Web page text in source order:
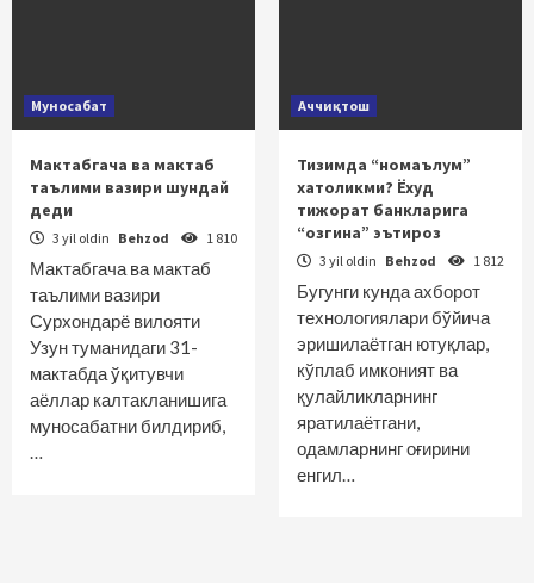
Муносабат
Мактабгача ва мактаб
таълими вазири шундай
деди
3 yil oldin Behzod 1 810
Мактабгача ва мактаб
таълими вазири
Сурхондарё вилояти
Узун туманидаги 31-
мактабда ўқитувчи
аёллар калтакланишига
муносабатни билдириб,
…
Аччиқтош
Тизимда “номаълум”
хатоликми? Ёхуд
тижорат банкларига
“озгина” эътироз
3 yil oldin Behzod 1 812
Бугунги кунда ахборот
технологиялари бўйича
эришилаётган ютуқлар,
кўплаб имконият ва
қулайликларнинг
яратилаётгани,
одамларнинг оғирини
енгил…